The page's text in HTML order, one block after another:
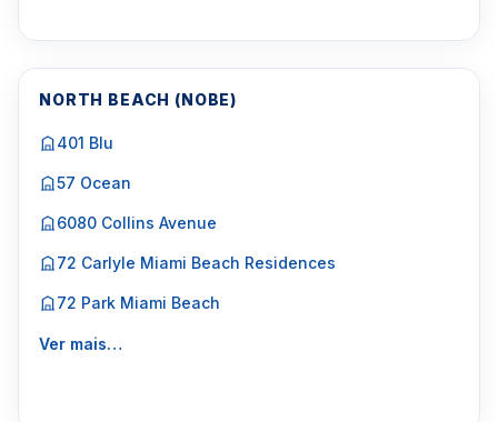
NORTH BEACH (NOBE)
401 Blu
57 Ocean
6080 Collins Avenue
72 Carlyle Miami Beach Residences
72 Park Miami Beach
Ver mais…